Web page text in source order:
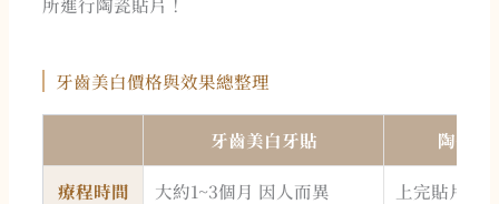
牙齒美白價格與效果總整理
牙齒美白牙貼 陶瓷美
療程時間 大約1~3個月 因人而異 上完貼片後